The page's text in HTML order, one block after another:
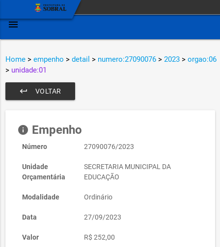
menu
Home > empenho > detail > numero:27090076 > 2023 > orgao:06
> unidade:01
VOLTAR
keyboard_return
info Empenho
Número 27090076/2023
Unidade
Orçamentária
SECRETARIA MUNICIPAL DA
EDUCAÇÃO
Modalidade Ordinário
Data 27/09/2023
Valor R$ 252,00